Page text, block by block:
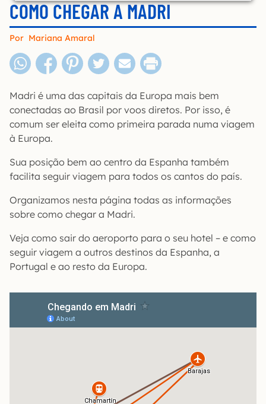
COMO CHEGAR A MADRI
Por Mariana Amaral
Madri é uma das capitais da Europa mais bem
conectadas ao Brasil por voos diretos. Por isso, é
comum ser eleita como primeira parada numa viagem
à Europa.
Sua posição bem ao centro da Espanha também
facilita seguir viagem para todos os cantos do país.
Organizamos nesta página todas as informações
sobre como chegar a Madri.
Veja como sair do aeroporto para o seu hotel – e como
seguir viagem a outros destinos da Espanha, a
Portugal e ao resto da Europa.